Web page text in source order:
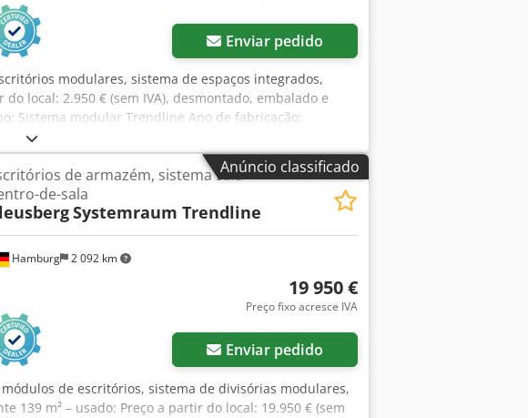
Enviar pedido
modulares, sistema de espaços integrados,
local: 2.950 € (sem IVA), desmontado, embalado e
Sistema modular Trendline Ano de fabricação:
com capacidade máxima de carga de 100 kg
aproximadamente 5,24 m (5 módulos)
e 1 estreito) Altura: aproximadamente 2,96 m 1 porta
portanto, estão encostados em uma parede do galpão
sem mobiliário, etc. Estado: bom Disponível: a partir
Hamburgo Crodezqzw Ajpfx Amusf
Anúncio classificado
Hamburg 2 092 km
de armazém, sistema sala-
de-sala
Systemraum Trendline
19 950 €
Preço fixo acresce IVA
Enviar pedido
módulos de escritórios, sistema de divisórias modulares,
139 m² – usado: Preço a partir do local: 19.950 € (sem